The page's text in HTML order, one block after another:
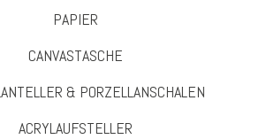
PAPIER
CANVASTASCHE
& PORZELLANSCHALEN
ACRYLAUFSTELLER